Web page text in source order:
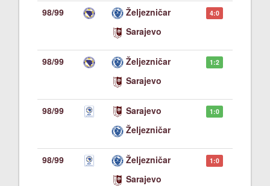
98/99
Željezničar
Sarajevo
4:0
98/99
Željezničar
Sarajevo
1:2
98/99
Sarajevo
Željezničar
1:0
98/99
Željezničar
Sarajevo
1:0